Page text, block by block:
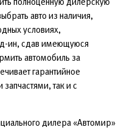
авто из наличия,
условиях,
ин, сдав имеющуюся
автомобиль за
гарантийное
так и с
дилера «Автомир»